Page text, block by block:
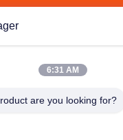
6:31 AM
are you looking for?